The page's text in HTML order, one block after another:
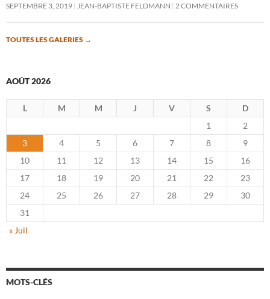
SEPTEMBRE 3, 2019
JEAN-BAPTISTE FELDMANN 2 COMMENTAIRES
TOUTES LES GALERIES →
AOÛT 2026
L M M J V S
D
1
2
3
4 5 6 7 8
9
10
11 12 13 14 15
16
17
18 19 20 21 22
23
24
25 26 27 28 29
30
31
« Juil
MOTS-CLÉS